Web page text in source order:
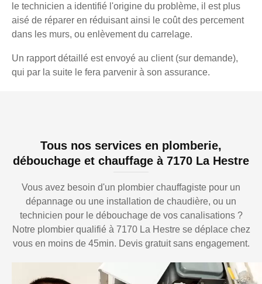
le technicien a identifié l'origine du problème, il est plus
aisé de réparer en réduisant ainsi le coût des percement
dans les murs, ou enlèvement du carrelage.
Un rapport détaillé est envoyé au client (sur demande),
qui par la suite le fera parvenir à son assurance.
Tous nos services en plomberie,
débouchage et chauffage à 7170 La Hestre
Vous avez besoin d'un plombier chauffagiste pour un
dépannage ou une installation de chaudière, ou un
technicien pour le débouchage de vos canalisations ?
Notre plombier qualifié à 7170 La Hestre se déplace chez
vous en moins de 45min. Devis gratuit sans engagement.